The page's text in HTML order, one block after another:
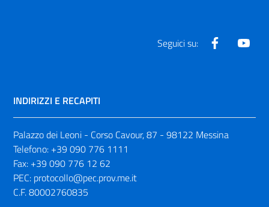
Seguici su: Facebook
INDIRIZZI E RECAPITI
Palazzo dei Leoni - Corso Cavour, 87 - 98122 Messina
Telefono: +39 090 776 1111
Fax: +39 090 776 12 62
PEC: protocollo@pec.prov.me.it
C.F. 80002760835